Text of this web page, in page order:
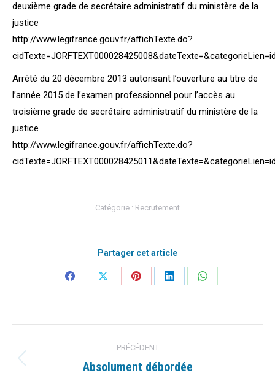
deuxième grade de secrétaire administratif du ministère de la
justice
http://www.legifrance.gouv.fr/affichTexte.do?
Arrêté du 20 décembre 2013 autorisant l’ouverture au titre de
l’année 2015 de l’examen professionnel pour l’accès au
troisième grade de secrétaire administratif du ministère de la
justice
http://www.legifrance.gouv.fr/affichTexte.do?
Catégorie : Recrutement
Partager cet article
PartagerPartagerPartagerPartagerPartager
article
PRÉCÉDENT
Article
Absolument débordée